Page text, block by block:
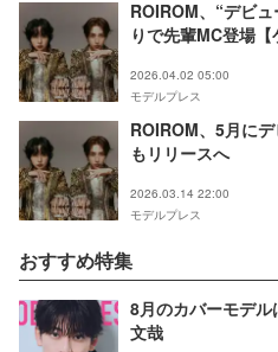
ROIROM、“デビ
りで先輩MC登場【
2026.04.02 05:00
モデルプレス
ROIROM、5月に
もリリースへ
2026.03.14 22:00
モデルプレス
おすすめ特集
8月のカバーモデ
文哉